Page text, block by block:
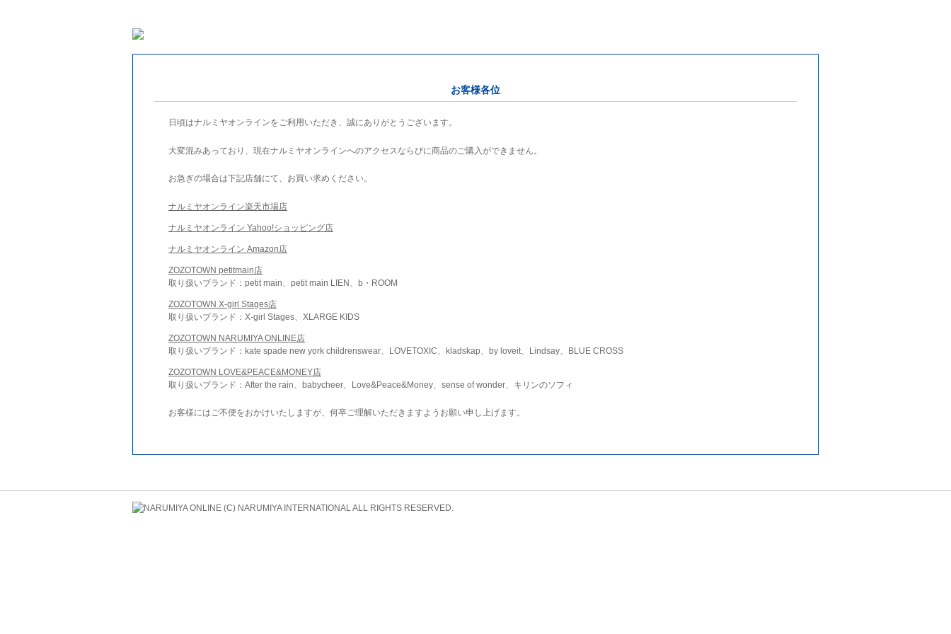
お客様各位
日頃はナルミヤオンラインをご利用いただき、誠にありがとうございます。
大変混みあっており、現在ナルミヤオンラインへのアクセスならびに商品のご購入ができません。
お急ぎの場合は下記店舗にて、お買い求めください。
ナルミヤオンライン楽天市場店
ナルミヤオンライン Yahoo!ショッピング店
ナルミヤオンライン Amazon店
ZOZOTOWN petitmain店
取り扱いブランド：petit main、petit main LIEN、b・ROOM
ZOZOTOWN X-girl Stages店
取り扱いブランド：X-girl Stages、XLARGE KIDS
ZOZOTOWN NARUMIYA ONLINE店
取り扱いブランド：kate spade new york childrenswear、LOVETOXIC、kladskap、by loveit、Lindsay、BLUE CROSS
ZOZOTOWN LOVE&PEACE&MONEY店
取り扱いブランド：After the rain、babycheer、Love&Peace&Money、sense of wonder、キリンのソフィ
お客様にはご不便をおかけいたしますが、何卒ご理解いただきますようお願い申し上げます。